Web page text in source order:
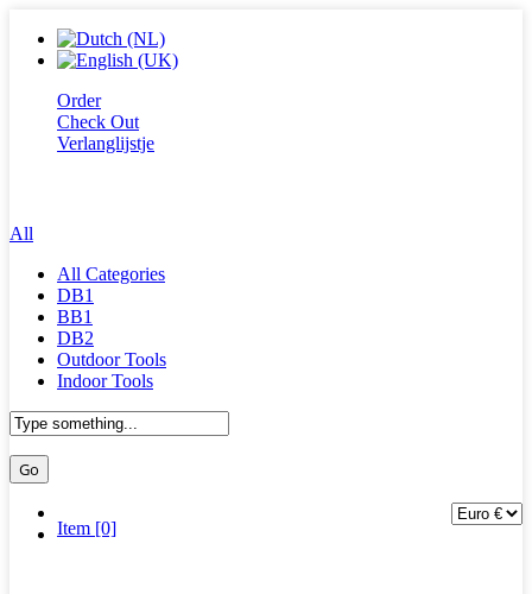
Order
Check Out
Verlanglijstje
All
All Categories
DB1
BB1
DB2
Outdoor Tools
Indoor Tools
Item [0]